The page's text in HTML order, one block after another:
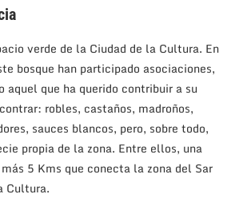
verde de la Ciudad de la Cultura. En
bosque han participado asociaciones,
aquel que ha querido contribuir a su
robles, castaños, madroños,
sauces blancos, pero, sobre todo,
propia de la zona. Entre ellos, una
5 Kms que conecta la zona del Sar
Cultura.